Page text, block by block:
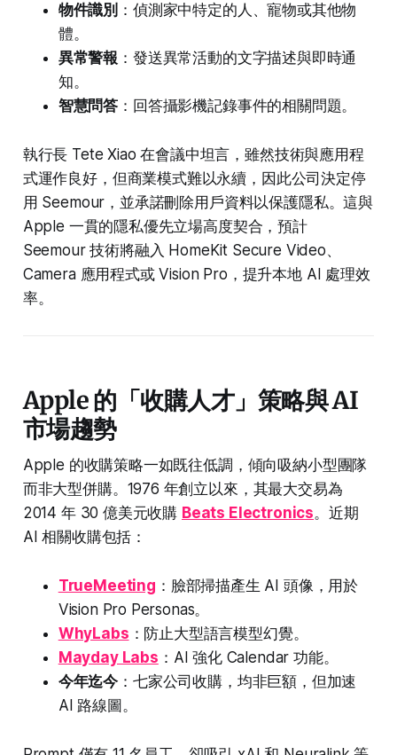
物件識別 ：偵測家中特定的人、寵物或其他物
體。
異常警報 ：發送異常活動的文字描述與即時通
知。
智慧問答 ：回答攝影機記錄事件的相關問題。
執行長 Tete Xiao 在會議中坦言，雖然技術與應用程
式運作良好，但商業模式難以永續，因此公司決定停
用 Seemour，並承諾刪除用戶資料以保護隱私。這與
Apple 一貫的隱私優先立場高度契合，預計
Seemour 技術將融入 HomeKit Secure Video、
Camera 應用程式或 Vision Pro，提升本地 AI 處理效
率。
Apple 的「收購人才」策略與 AI
市場趨勢
Apple 的收購策略一如既往低調，傾向吸納小型團隊
而非大型併購。1976 年創立以來，其最大交易為
2014 年 30 億美元收購 Beats Electronics。近期
AI 相關收購包括：
TrueMeeting ：臉部掃描產生 AI 頭像，用於
Vision Pro Personas。
WhyLabs ：防止大型語言模型幻覺。
Mayday Labs ：AI 強化 Calendar 功能。
今年迄今 ：七家公司收購，均非巨額，但加速
AI 路線圖。